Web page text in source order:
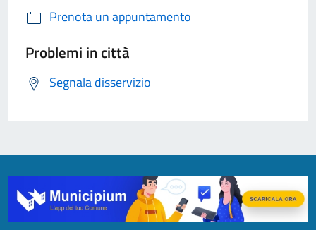
Prenota un appuntamento
Problemi in città
Segnala disservizio